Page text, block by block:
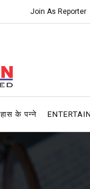
Join As Reporter
के पन्ने